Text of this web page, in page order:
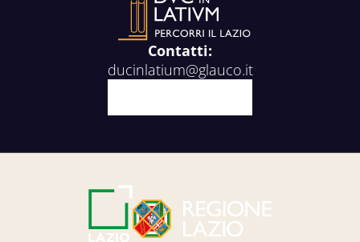
Contatti:
ducinlatium@glauco.it